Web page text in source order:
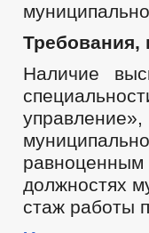
Требования,
Наличие
должностях
стаж работы